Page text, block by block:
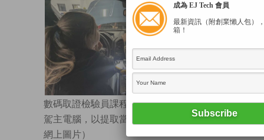
數碼取證檢驗員課程的學生，必須拆下座
駕主電腦，以提取當中的潛在證據。（FBI
網上圖片）
成為 EJ Tech 會員
最新資訊（附創業懶人包）
箱！